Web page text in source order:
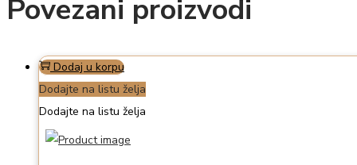
Povezani proizvodi
Dodaj u korpu
Dodajte na listu želja
Dodajte na listu želja